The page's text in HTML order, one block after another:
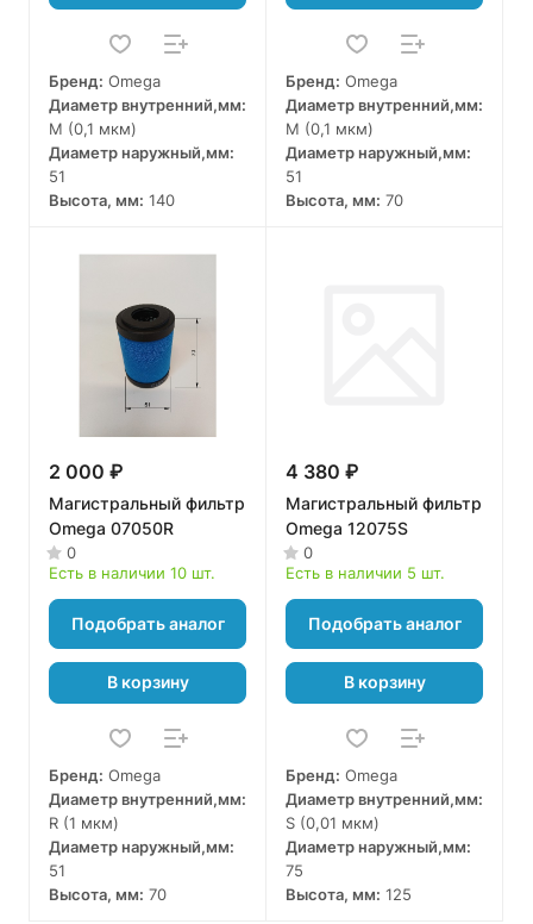
Бренд: Omega
Диаметр внутренний,мм:
M (0,1 мкм)
Диаметр наружный,мм:
51
Высота, мм: 140
Бренд: Omega
Диаметр внутренний,мм:
M (0,1 мкм)
Диаметр наружный,мм:
51
Высота, мм: 70
2 000 ₽
Магистральный фильтр
Omega 07050R
0
Есть в наличии 10 шт.
Подобрать аналог
В корзину
Бренд: Omega
Диаметр внутренний,мм:
R (1 мкм)
Диаметр наружный,мм:
51
Высота, мм: 70
4 380 ₽
Магистральный фильтр
Omega 12075S
0
Есть в наличии 5 шт.
Подобрать аналог
В корзину
Бренд: Omega
Диаметр внутренний,мм:
S (0,01 мкм)
Диаметр наружный,мм:
75
Высота, мм: 125